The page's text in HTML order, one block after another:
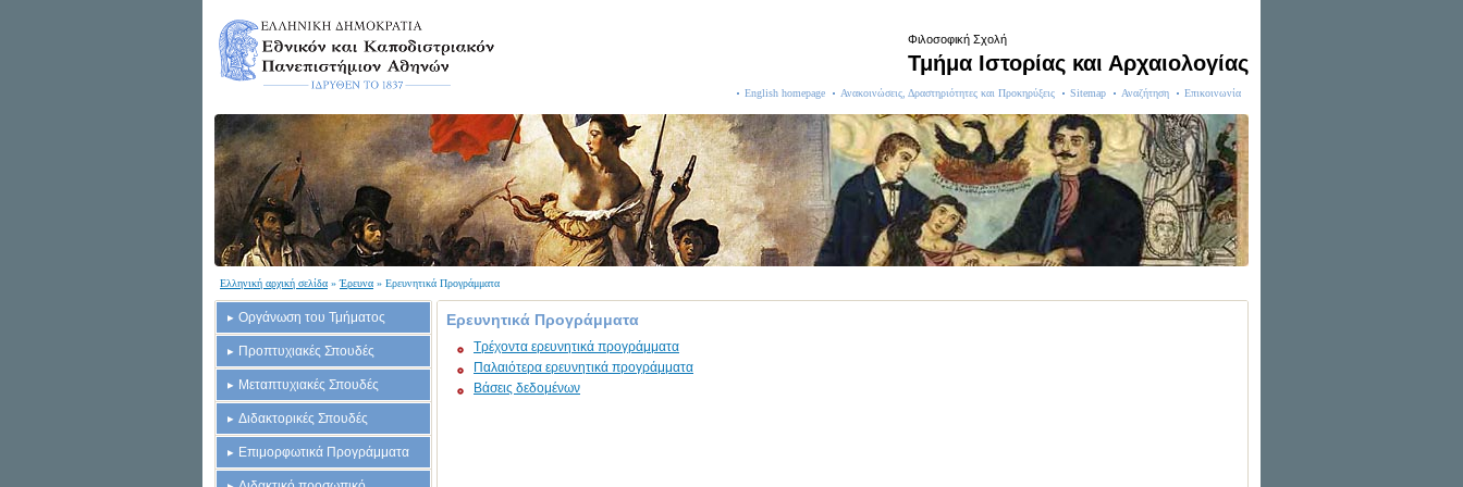
Φιλοσοφική Σχολή
Τμήμα Ιστορίας και Αρχαιολογίας
English homepage Ανακοινώσεις, Δραστηριότητες και Προκηρύξεις Sitemap Αναζήτηση Επικοινωνία
Ελληνική αρχική σελίδα »Έρευνα » Ερευνητικά Προγράμματα
Οργάνωση του Τμήματος
Προπτυχιακές Σπουδές
Μεταπτυχιακές Σπουδές
Διδακτορικές Σπουδές
Επιμορφωτικά Προγράμματα
Ερευνητικά Προγράμματα
Τρέχοντα ερευνητικά προγράμματα
Παλαιότερα ερευνητικά προγράμματα
Βάσεις δεδομένων